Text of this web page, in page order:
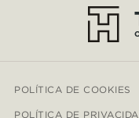
POLÍTICA DE COOKIES
POLÍTICA DE